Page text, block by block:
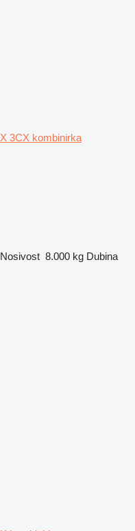
3CX kombinirka
Nosivost 8.000 kg Dubina